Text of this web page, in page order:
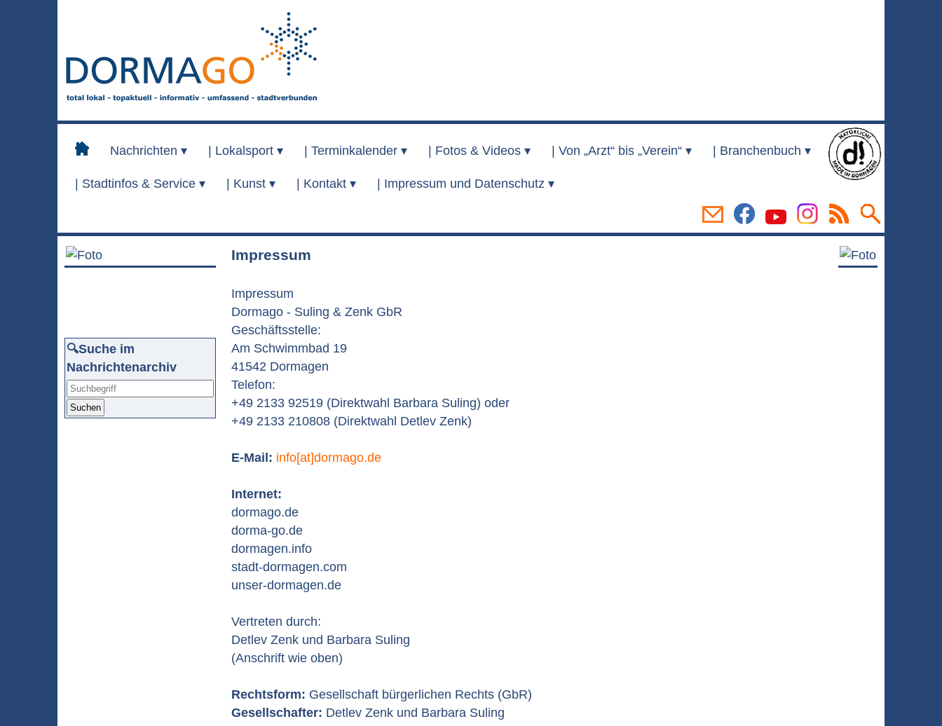
Nachrichten ▾ Lokalsport ▾ Terminkalender ▾ Fotos & Videos ▾ Von „Arzt“ bis „Verein“ ▾ Branchenbuch ▾
Stadtinfos & Service ▾ Kunst ▾ Kontakt ▾ Impressum und Datenschutz ▾
🔍Suche im
Nachrichtenarchiv
Suchen
Impressum
Impressum
Dormago - Suling & Zenk GbR
Geschäftsstelle:
Am Schwimmbad 19
41542 Dormagen
Telefon:
+49 2133 92519 (Direktwahl Barbara Suling) oder
+49 2133 210808 (Direktwahl Detlev Zenk)
E-Mail : info[at]dormago.de
Internet:
dormago.de
dorma-go.de
dormagen.info
stadt-dormagen.com
unser-dormagen.de
Vertreten durch:
Detlev Zenk und Barbara Suling
(Anschrift wie oben)
Rechtsform: Gesellschaft bürgerlichen Rechts (GbR)
Gesellschafter: Detlev Zenk und Barbara Suling